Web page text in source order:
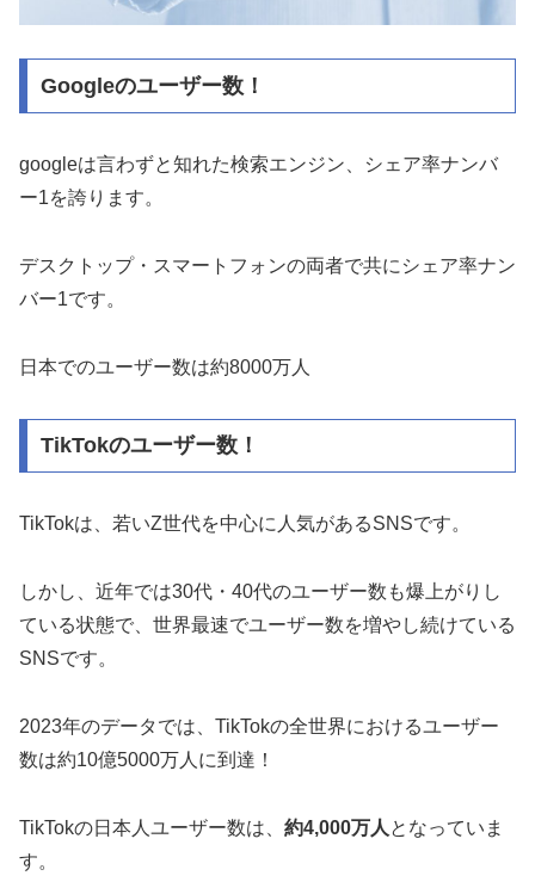
Googleのユーザー数！
googleは言わずと知れた検索エンジン、シェア率ナンバ
ー1を誇ります。
デスクトップ・スマートフォンの両者で共にシェア率ナン
バー1です。
日本でのユーザー数は約8000万人
TikTokのユーザー数！
TikTokは、若いZ世代を中心に人気があるSNSです。
しかし、近年では30代・40代のユーザー数も爆上がりし
ている状態で、世界最速でユーザー数を増やし続けている
SNSです。
2023年のデータでは、TikTokの全世界におけるユーザー
数は約10億5000万人に到達！
TikTokの日本人ユーザー数は、 約4,000万人 となっていま
す。